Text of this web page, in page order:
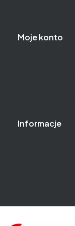
Moje konto
Informacje